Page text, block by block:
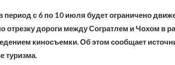
период с 6 по 10 июля будет ограничено
отрезку дороги между Согратлем и Чохом в
киносъемки. Об этом сообщает
туризма.